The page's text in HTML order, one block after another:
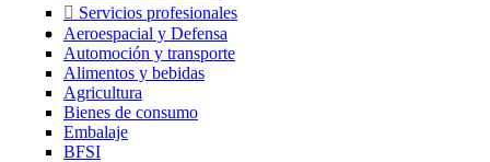
Servicios profesionales
Aeroespacial y Defensa
Automoción y transporte
Alimentos y bebidas
Agricultura
Bienes de consumo
Embalaje
BFSI